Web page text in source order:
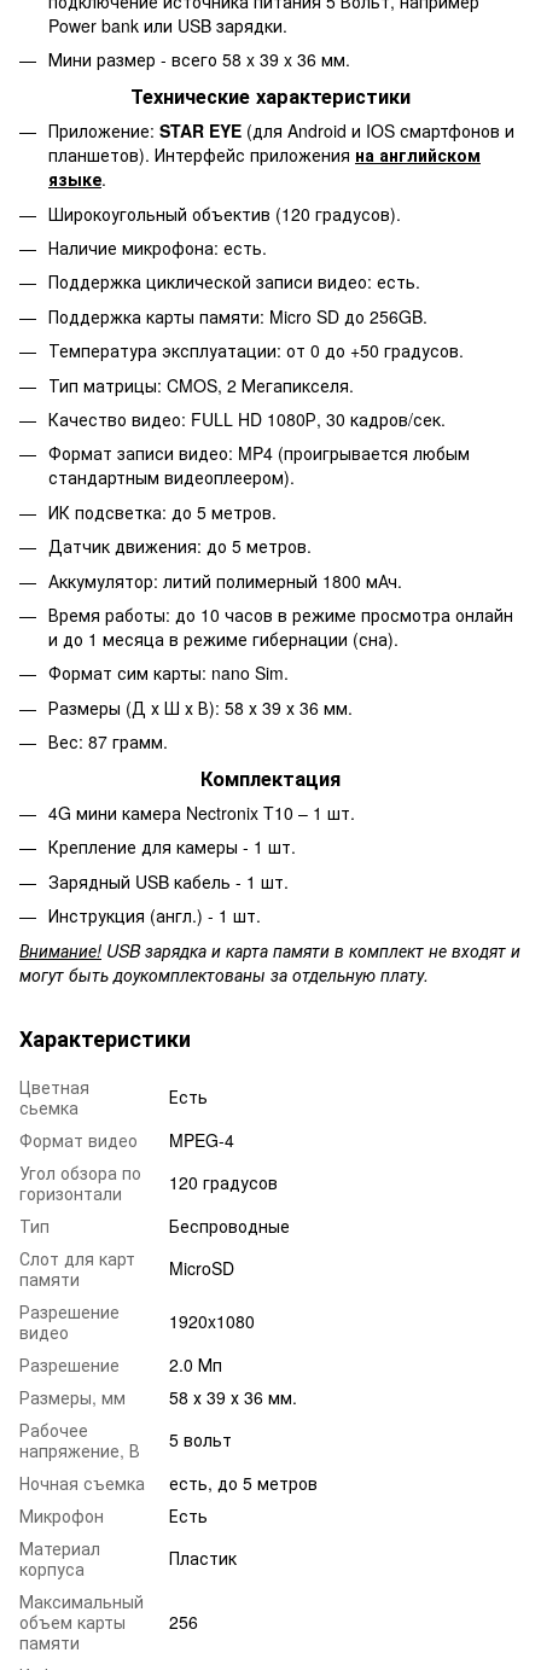
Power bank или USB зарядки.
Мини размер - всего 58 x 39 x 36 мм.
Технические характеристики
Приложение: STAR EYE (для Android и IOS смартфонов и
планшетов). Интерфейс приложения на английском
языке.
Широкоугольный объектив (120 градусов).
Наличие микрофона: есть.
Поддержка циклической записи видео: есть.
Поддержка карты памяти: Micro SD до 256GB.
Температура эксплуатации: от 0 до +50 градусов.
Тип матрицы: CMOS, 2 Мегапикселя.
Качество видео: FULL HD 1080Р, 30 кадров/сек.
Формат записи видео: MP4 (проигрывается любым
стандартным видеоплеером).
ИК подсветка: до 5 метров.
Датчик движения: до 5 метров.
Аккумулятор: литий полимерный 1800 мАч.
Время работы: до 10 часов в режиме просмотра онлайн
и до 1 месяца в режиме гибернации (сна).
Формат сим карты: nano Sim.
Размеры (Д х Ш х В): 58 х 39 х 36 мм.
Вес: 87 грамм.
Комплектация
4G мини камера Nectronix T10 – 1 шт.
Крепление для камеры - 1 шт.
Зарядный USB кабель - 1 шт.
Инструкция (англ.) - 1 шт.
Внимание! USB зарядка и карта памяти в комплект не входят и
могут быть доукомплектованы за отдельную плату.
Характеристики
Цветная
сьемка
Есть
Формат видео
MPEG-4
Угол обзора по
горизонтали
120 градусов
Тип
Беспроводные
Слот для карт
памяти
MicroSD
Разрешение
видео
1920x1080
Разрешение
2.0 Мп
Размеры, мм
58 х 39 х 36 мм.
Рабочее
напряжение, В
5 вольт
Ночная съемка
есть, до 5 метров
Микрофон
Есть
Материал
корпуса
Пластик
Максимальный
объем карты
памяти
256